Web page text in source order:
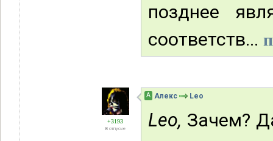
позднее
соответств...
+3193
В отпуске
А Алекс Leo
Leo, Зачем?